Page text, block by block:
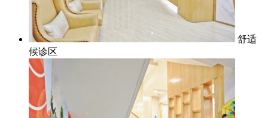
舒适
候诊区